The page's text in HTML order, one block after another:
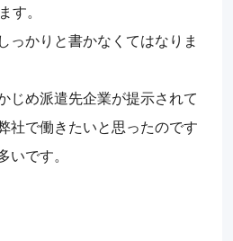
す。
っかりと書かなくてはなりま
じめ派遣先企業が提示されて
社で働きたいと思ったのです
です。